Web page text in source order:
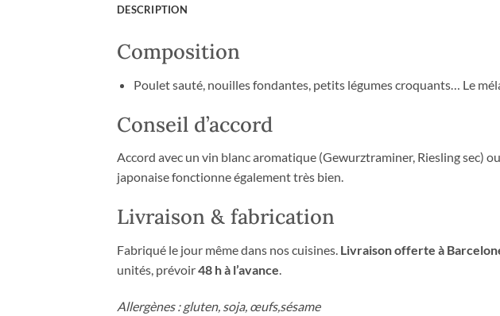
DESCRIPTION
Composition
Poulet sauté, nouilles fondantes, petits légumes croquants… Le
Conseil d’accord
Accord avec un vin blanc aromatique (Gewurztraminer, Riesling sec)
japonaise fonctionne également très bien.
Livraison & fabrication
Fabriqué le jour même dans nos cuisines. Livraison offerte à
unités, prévoir48 h à l’avance.
Allergènes : gluten, soja, œufs,sésame